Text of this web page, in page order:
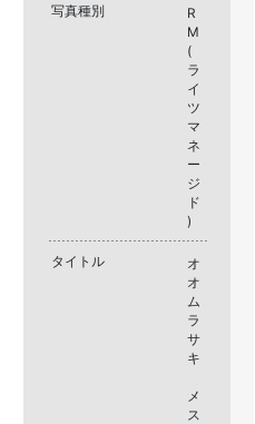
写真種別
R
M
(
ラ
イ
ツ
マ
ネ
ー
ジ
ド
)
タイトル
オ
オ
ム
ラ
サ
キ
メ
ス